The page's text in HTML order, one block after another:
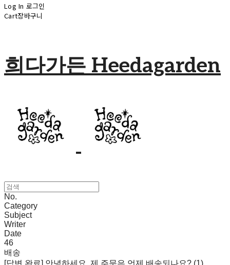
Log In 로그인
Cart장바구니
희다가든 Heedagarden
No.
Category
Subject
Writer
Date
46
배송